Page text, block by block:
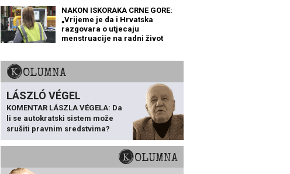
NAKON ISKORAKA CRNE GORE:
„Vrijeme je da i Hrvatska
razgovara o utjecaju
menstruacije na radni život
KOLUMNA
LÁSZLÓ VÉGEL
KOMENTAR LÁSZLA VÉGELA: Da
li se autokratski sistem može
srušiti pravnim sredstvima?
KOLUMNA